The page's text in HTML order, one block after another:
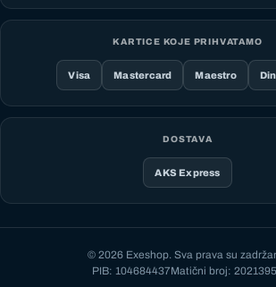
KARTICE KOJE PRIHVATAMO
Visa Mastercard Maestro
DOSTAVA
AKS Express
© 2026 Exeshop. Sva prava su
PIB: 104684437Matični broj: